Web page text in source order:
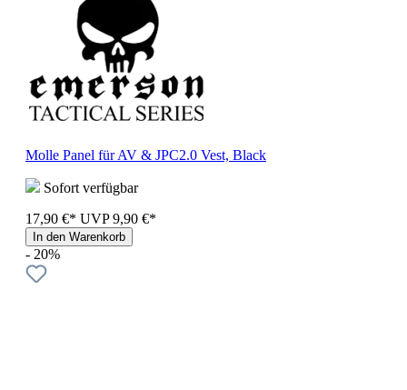
Molle Panel für AV & JPC2.0 Vest, Black
Sofort verfügbar
17,90 €* UVP 9,90 €*
In den Warenkorb
- 20%